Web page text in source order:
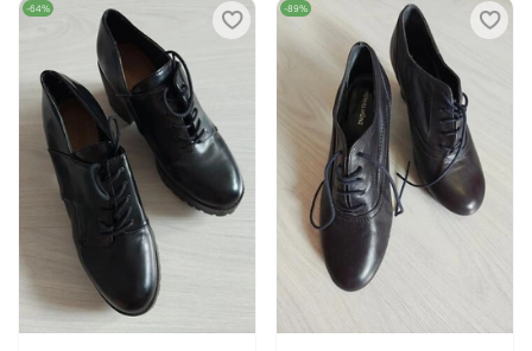
-64% -89%